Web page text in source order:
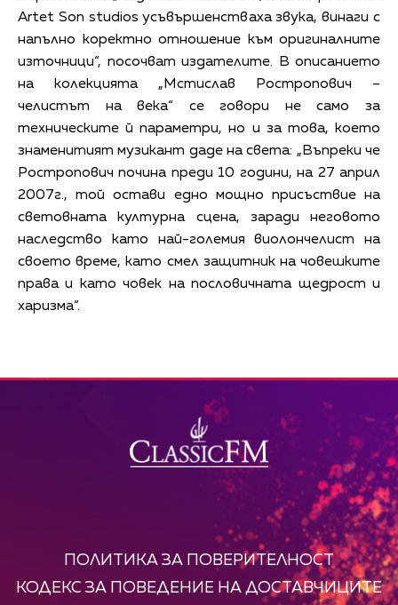
Artet Son studios усъвършенстваха звука, винаги с
напълно коректно отношение към оригиналните
източници“, посочват издателите. В описанието
на колекцията „Мстислав Ростропович –
челистът на века“ се говори не само за
техническите й параметри, но и за това, което
знаменитият музикант даде на света: „Въпреки че
Ростропович почина преди 10 години, на 27 април
2007г., той остави едно мощно присъствие на
световната културна сцена, заради неговото
наследство като най-големия виолончелист на
своето време, като смел защитник на човешките
права и като човек на пословичната щедрост и
харизма“.
ПОЛИТИКА ЗА ПОВЕРИТЕЛНОСТ
КОДЕКС ЗА ПОВЕДЕНИЕ НА ДОСТАВЧИЦИТЕ